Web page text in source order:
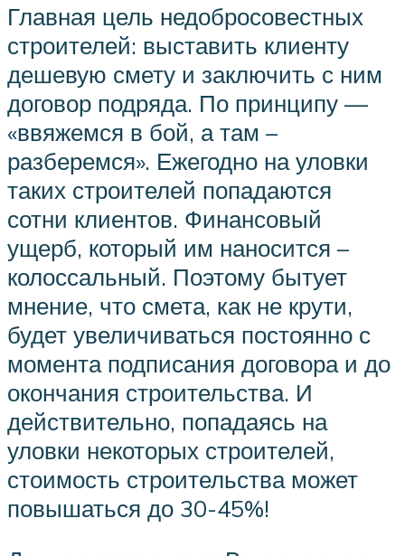
Главная цель недобросовестных
строителей: выставить клиенту
дешевую смету и заключить с ним
договор подряда. По принципу —
«ввяжемся в бой, а там –
разберемся». Ежегодно на уловки
таких строителей попадаются
сотни клиентов. Финансовый
ущерб, который им наносится –
колоссальный. Поэтому бытует
мнение, что смета, как не крути,
будет увеличиваться постоянно с
момента подписания договора и до
окончания строительства. И
действительно, попадаясь на
уловки некоторых строителей,
стоимость строительства может
повышаться до 30-45%!